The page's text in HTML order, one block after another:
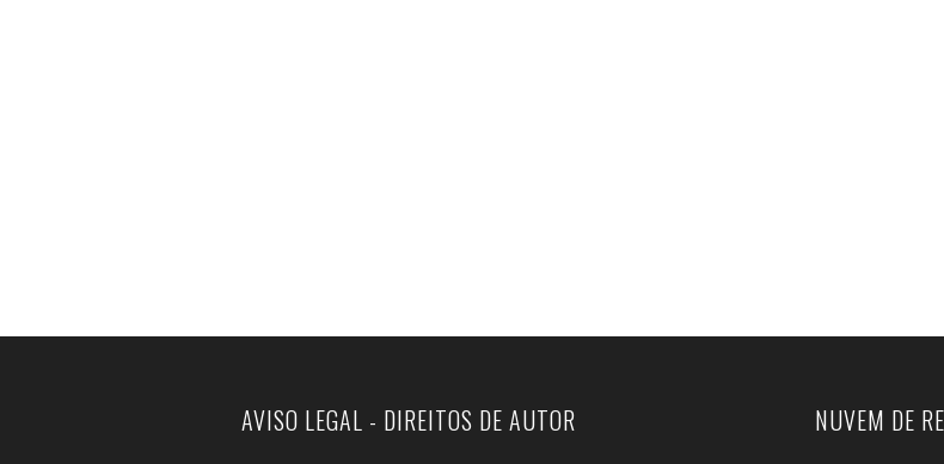
AVISO LEGAL - DIREITOS DE AUTOR NUVEM DE